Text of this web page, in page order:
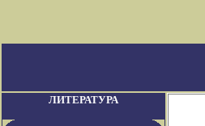
ЛИТЕРАТУРА